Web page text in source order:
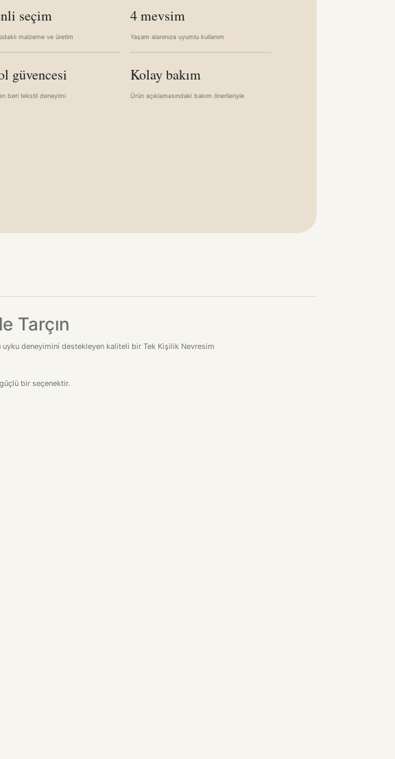
seçim
malzeme ve üretim
4 mevsim
Yaşam alanınıza uyumlu kullanım
güvencesi
beri tekstil deneyimi
Kolay bakım
Ürün açıklamasındaki bakım önerileriyle
Tarçın
uyku deneyimini destekleyen kaliteli bir Tek Kişilik Nevresim
bir seçenektir.